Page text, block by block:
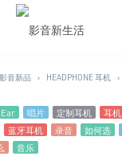
音新品 › HEADPHONE 耳机 ›
唱片 定制耳机 耳机
蓝牙耳机 录音 如何选
音乐